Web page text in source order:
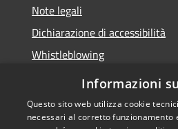
Note legali
Dichiarazione di accessibilità
Whistleblowing
RSS
Informazioni
Questo sito web utilizza cookie
necessari al corretto funzionamento